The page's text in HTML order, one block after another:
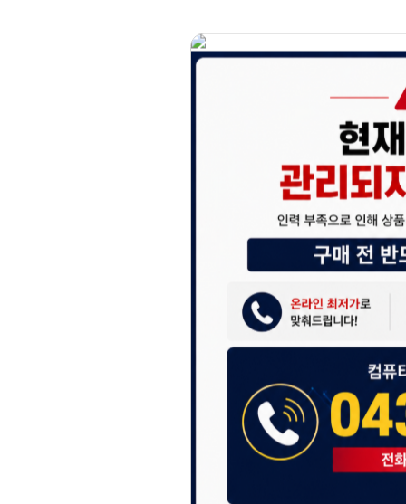
홈페이지 이용 안
안녕하세요, (주)디앤
현재 내부 사정으로
불편을 드려 죄송합
제품 문의, 견적 문의
043-274-6789 /
또는 네이버에서 "
항상 더 나은 서비스
감사합니다.
(주)디앤아이